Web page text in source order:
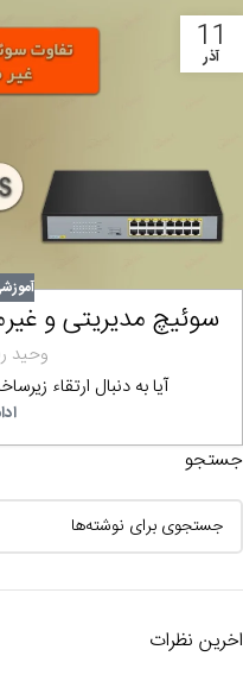
11
آذر
سوئیچ مدیریتی و
وحید
آیا به دنبال ارتقاء
جستجو
اخرین نظرات